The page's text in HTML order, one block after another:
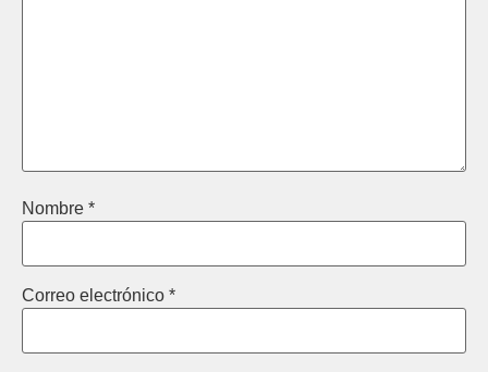
Nombre *
Correo electrónico *